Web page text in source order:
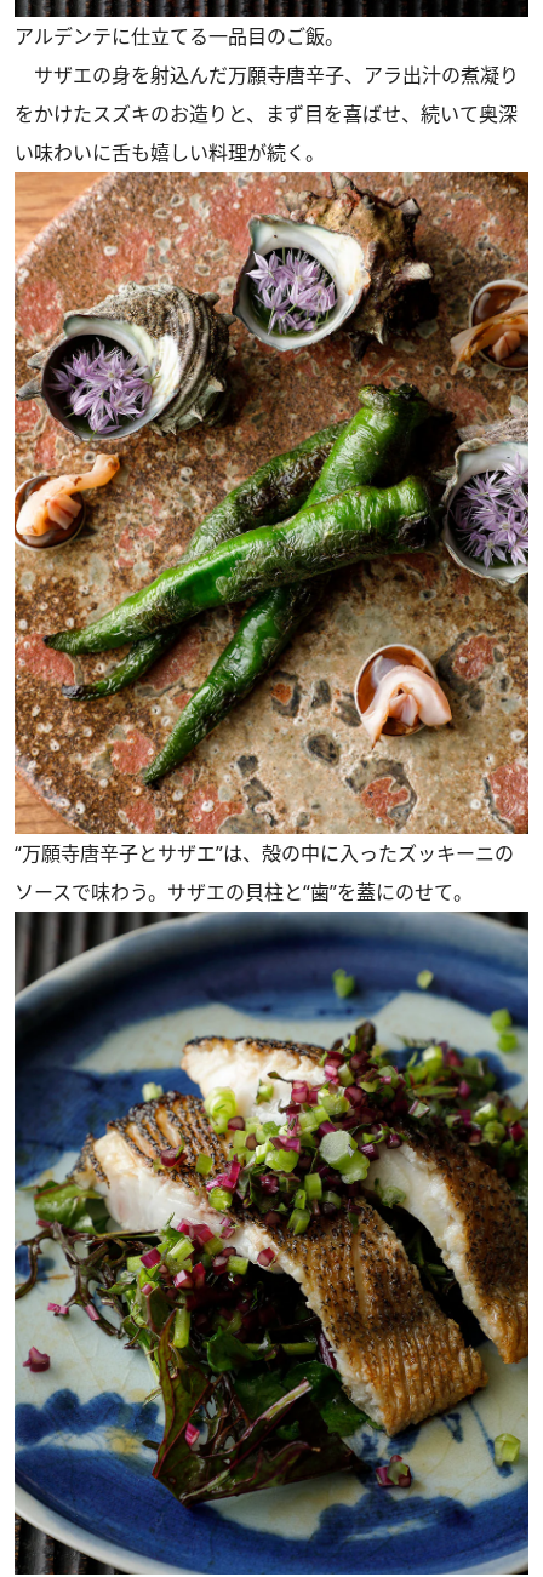
アルデンテに仕立てる一品目のご飯。
サザエの身を射込んだ万願寺唐辛子、アラ出汁の煮凝り
をかけたスズキのお造りと、まず目を喜ばせ、続いて奥深
い味わいに舌も嬉しい料理が続く。
“万願寺唐辛子とサザエ”は、殻の中に入ったズッキーニの
ソースで味わう。サザエの貝柱と“歯”を蓋にのせて。